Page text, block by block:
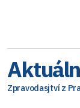
Zpravodasjtví z